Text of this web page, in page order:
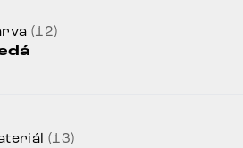
(12)
(13)